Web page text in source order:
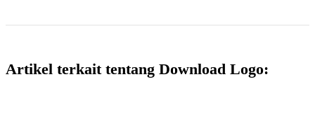
Artikel terkait tentang Download Logo: